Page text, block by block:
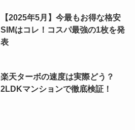
【2025年5月】今最もお得な格安
SIMはコレ！コスパ最強の1枚を発
表
楽天ターボの速度は実際どう？
2LDKマンションで徹底検証！